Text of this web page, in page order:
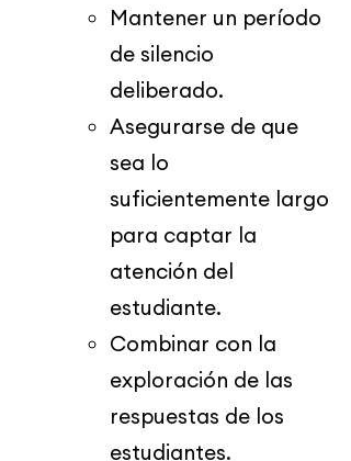
Mantener un período
de silencio
deliberado.
Asegurarse de que
sea lo
suficientemente largo
para captar la
atención del
estudiante.
Combinar con la
exploración de las
respuestas de los
estudiantes.​